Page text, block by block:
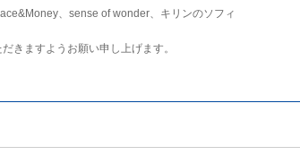
、sense of wonder、キリンのソフィ
きますようお願い申し上げます。